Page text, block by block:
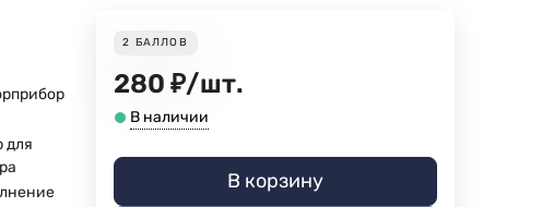
для
2 БАЛЛОВ
280 ₽/шт.
В наличии
В корзину